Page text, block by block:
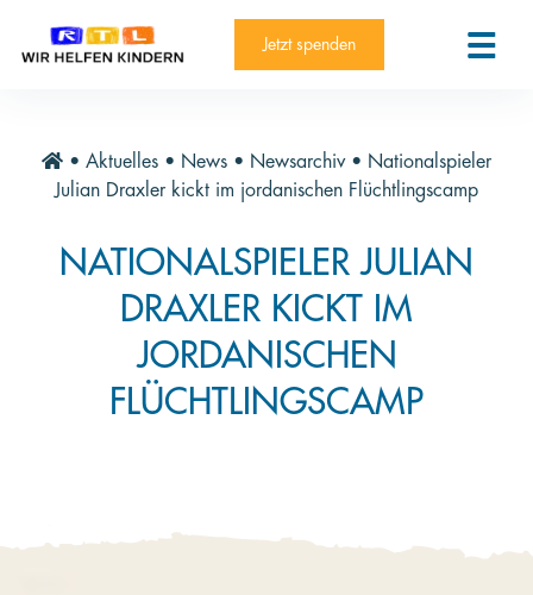
RTL-Spendenmarathon 2025
News
Informieren
Paten und Projekte
Trauer und Testament
Kooperieren
Kontakt
Jetzt spenden
• Aktuelles • News • Newsarchiv• Nationalspieler
Julian Draxler kickt im jordanischen Flüchtlingscamp
NATIONALSPIELER JULIAN
DRAXLER KICKT IM
JORDANISCHEN
FLÜCHTLINGSCAMP